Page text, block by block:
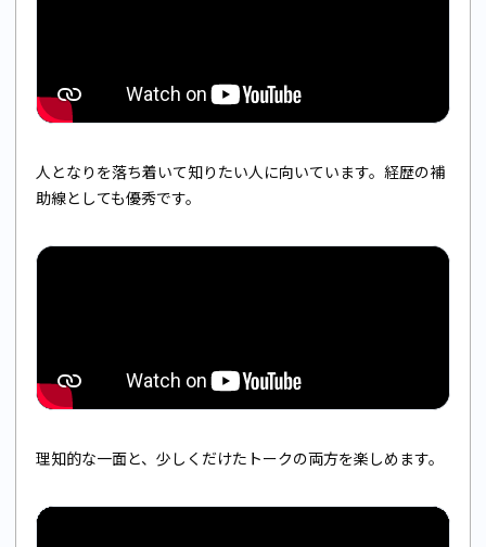
人となりを落ち着いて知りたい人に向いています。経歴の補
助線としても優秀です。
理知的な一面と、少しくだけたトークの両方を楽しめます。